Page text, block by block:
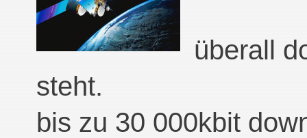
überall
steht.
bis zu 30 000kbit